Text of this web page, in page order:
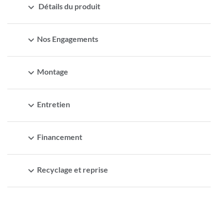
expand_more Détails du produit
expand_more Nos Engagements
expand_more Montage
expand_more Entretien
expand_more Financement
expand_more Recyclage et reprise